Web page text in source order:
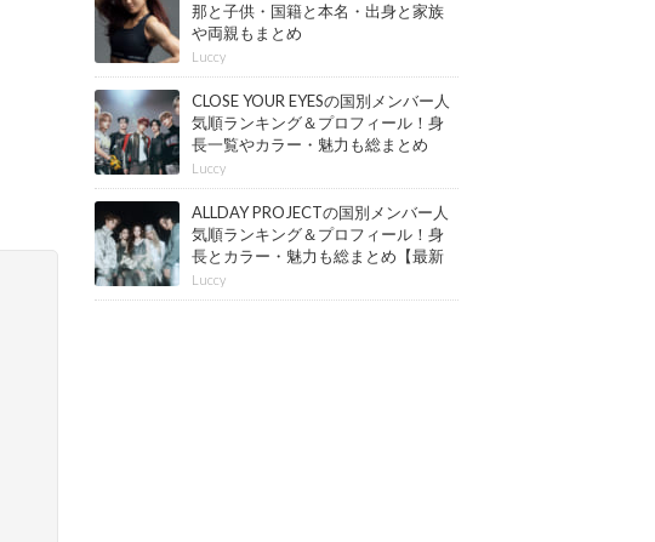
那と子供・国籍と本名・出身と家族
や両親もまとめ
Luccy
CLOSE YOUR EYESの国別メンバー人
気順ランキング＆プロフィール！身
長一覧やカラー・魅力も総まとめ
【最新版】
Luccy
ALLDAY PROJECTの国別メンバー人
気順ランキング＆プロフィール！身
長とカラー・魅力も総まとめ【最新
版】
Luccy